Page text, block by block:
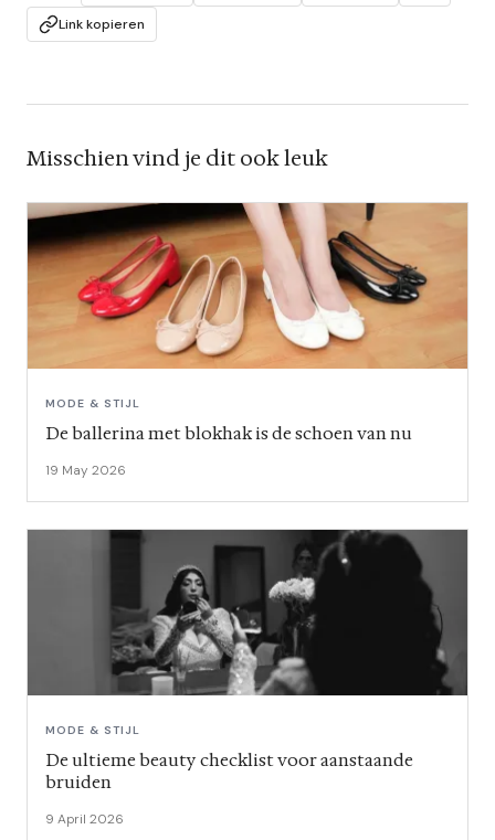
Link kopieren
Misschien vind je dit ook leuk
MODE & STIJL
De ballerina met blokhak is de schoen van nu
19 May 2026
MODE & STIJL
De ultieme beauty checklist voor aanstaande
bruiden
9 April 2026